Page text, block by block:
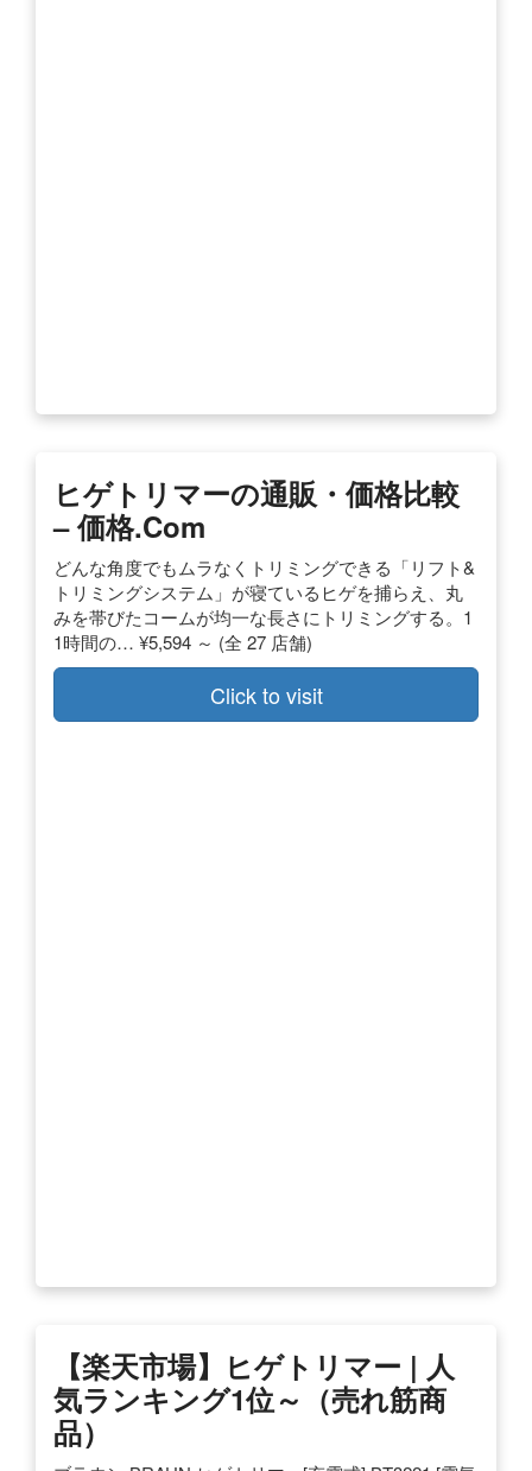
ヒゲトリマーの通販・価格比較
– 価格.com
どんな角度でもムラなくトリミングできる「リフト&
トリミングシステム」が寝ているヒゲを捕らえ、丸
みを帯びたコームが均一な長さにトリミングする。1
1時間の… ¥5,594 ～ (全 27 店舗)
Click to visit
【楽天市場】ヒゲトリマー | 人
気ランキング1位～（売れ筋商
品）